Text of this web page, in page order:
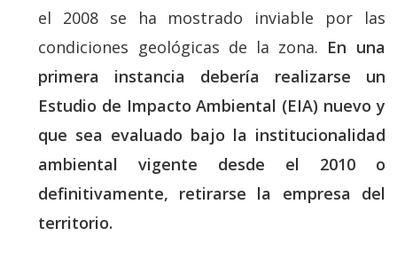
el 2008 se ha mostrado inviable por las
condiciones geológicas de la zona. En una
primera instancia debería realizarse un
Estudio de Impacto Ambiental (EIA) nuevo y
que sea evaluado bajo la institucionalidad
ambiental vigente desde el 2010 o
definitivamente, retirarse la empresa del
territorio.